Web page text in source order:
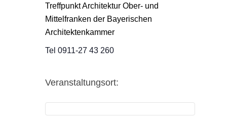
Treffpunkt Architektur Ober- und
Mittelfranken der Bayerischen
Architektenkammer
Tel 0911-27 43 260
Veranstaltungsort: